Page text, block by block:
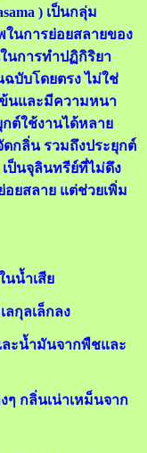
) เป็นกลุ่ม
นการย่อยสลายของ
นการทำปฏิกิริยา
บับโดยตรง ไม่ใช่
นและมีความหนา
ต์ใช้งานได้หลาย
ดกลิ่น รวมถึงประยุกต์
ป็นจุลินทรีย์ที่ไม่ดึง
ยสลาย แต่ช่วยเพิ่ม
นน้ำเสีย
กุลเล็กลง
ะน้ำมันจากพืชและ
กลิ่นเน่าเหม็นจาก